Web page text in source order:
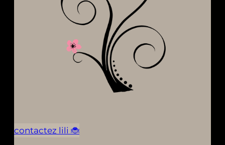
contactez lili 🐞